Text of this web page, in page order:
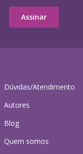
Dúvidas/Atendimento
Autores
Blog
Quem somos
Assinar